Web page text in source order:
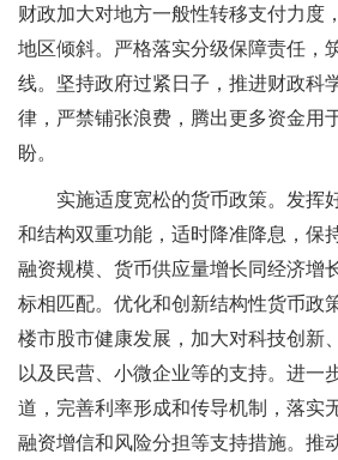
财政加大对地方一般性转移支付力度
地区倾斜。严格落实分级保障责任，
线。坚持政府过紧日子，推进财政科
律，严禁铺张浪费，腾出更多资金用
盼。
实施适度宽松的货币政策。发挥
和结构双重功能，适时降准降息，保
融资规模、货币供应量增长同经济增
标相匹配。优化和创新结构性货币政
楼市股市健康发展，加大对科技创新
以及民营、小微企业等的支持。进一
道，完善利率形成和传导机制，落实
融资增信和风险分担等支持措施。推